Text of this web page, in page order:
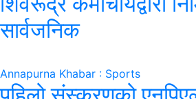
सार्वजनिक
Annapurna Khabar : Sports